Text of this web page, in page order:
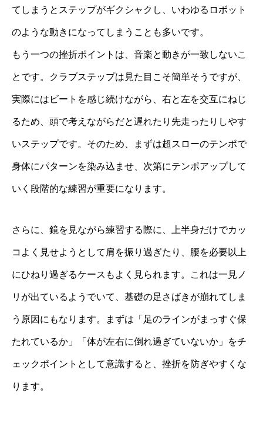
てしまうとステップがギクシャクし、いわゆるロボット
のような動きになってしまうことも多いです。
もう一つの挫折ポイントは、音楽と動きが一致しないこ
とです。クラブステップは見た目こそ簡単そうですが、
実際にはビートを感じ続けながら、右と左を交互にねじ
るため、頭で考えながらだと遅れたり先走ったりしやす
いステップです。そのため、まずは超スローのテンポで
身体にパターンを染み込ませ、次第にテンポアップして
いく段階的な練習が重要になります。
さらに、鏡を見ながら練習する際に、上半身だけでカッ
コよく見せようとして肩を振り過ぎたり、腰を必要以上
にひねり過ぎるケースもよく見られます。これは一見ノ
リが出ているようでいて、基礎の足さばきが崩れてしま
う原因にもなります。まずは「足のラインがまっすぐ保
たれているか」「体が左右に倒れ過ぎていないか」をチ
ェックポイントとして意識すると、挫折を防ぎやすくな
ります。